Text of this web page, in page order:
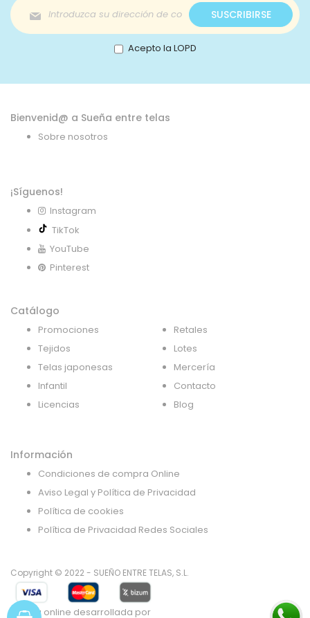
Inscríbase
a
nuestro
boletín
de
SUSCRIBIRSE
Acepto la LOPD
Bienvenid@ a Sueña entre telas
Sobre nosotros
¡Síguenos!
Instagram
TikTok
YouTube
Pinterest
Catálogo
Promociones
Tejidos
Telas japonesas
Infantil
Licencias
Retales
Lotes
Mercería
Contacto
Blog
Información
Condiciones de compra Online
Aviso Legal y Política de Privacidad
Política de cookies
Política de Privacidad Redes Sociales
Copyright © 2022 - SUEÑO ENTRE TELAS, S.L.
Tienda online desarrollada por